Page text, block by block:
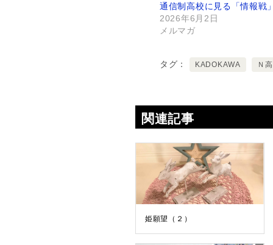
通信制高校に見る「情報戦
2026年6月2日
メルマガ
タグ KADOKAWA Ｎ高
関連記事
姫願望（２）